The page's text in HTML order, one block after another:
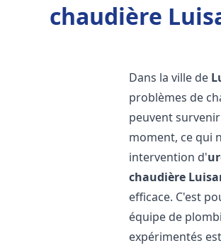
chaudière
Dans la ville de
problèmes de
peuvent
moment, ce qui
intervention d'
chaudière
efficace. C'est
équipe de
expérimentés